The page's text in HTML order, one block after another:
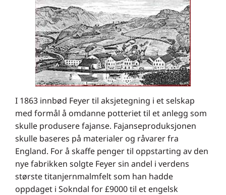
I 1863 innbød Feyer til aksjetegning i et selskap
med formål å omdanne potteriet til et anlegg som
skulle produsere fajanse. Fajanseproduksjonen
skulle baseres på materialer og råvarer fra
England. For å skaffe penger til oppstarting av den
nye fabrikken solgte Feyer sin andel i verdens
største titanjernmalmfelt som han hadde
oppdaget i Sokndal for £9000 til et engelsk